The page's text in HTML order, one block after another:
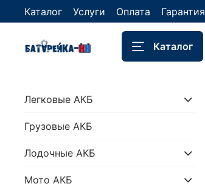
Каталог Услуги Оплата Гарантия
Каталог
Легковые АКБ
Грузовые АКБ
Лодочные АКБ
Мото АКБ